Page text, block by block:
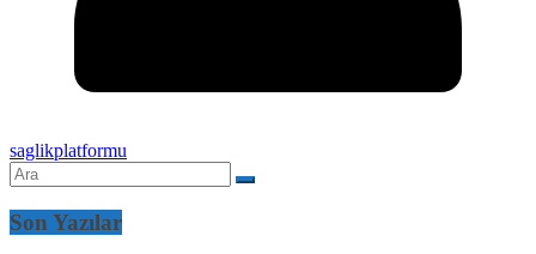
saglikplatformu
Son Yazılar